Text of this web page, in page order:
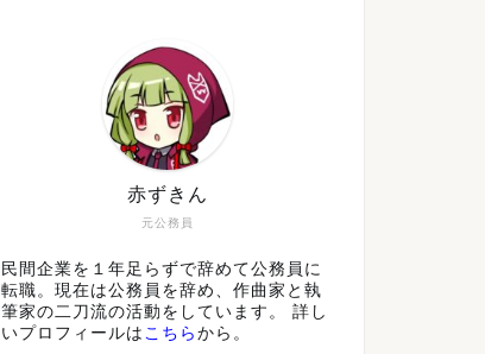
元公務員
赤ずきん
民間企業を１年足らずで辞めて公務員に
転職。現在は公務員を辞め、作曲家と執
筆家の二刀流の活動をしています。 詳し
いプロフィールは こちら から。